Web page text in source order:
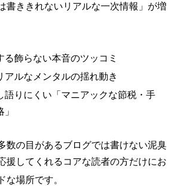
書ききれないリアルな一次情報」が増
る飾らない本音のツッコミ
アルなメンタルの揺れ動き
語りにくい「マニアックな節税・手
数の目があるブログでは書けない泥臭
援してくれるコアな読者の方だけにお
な場所です。